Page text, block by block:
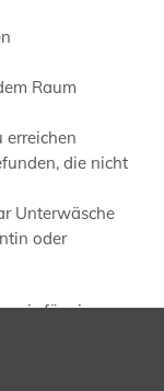
Raum
erreichen
die nicht
Unterwäsche
oder
für ein
haben
haben,